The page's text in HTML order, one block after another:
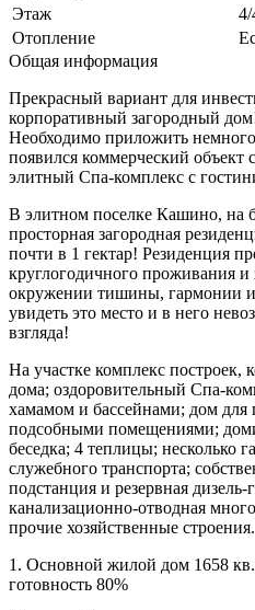
Этаж
4/
Отопление
Общая информация
Прекрасный вариант для
корпоративный загородный
Необходимо приложить
появился коммерческий
элитный Спа-комплекс с
В элитном поселке Кашино, на
просторная загородная
почти в 1 гектар! Резиденция
круглогодичного проживания и
окружении тишины, гармонии
увидеть это место и в него
взгляда!
На участке комплекс
дома; оздоровительный Спа-
хамамом и бассейнами; дом
подсобными помещениями;
беседка; 4 теплицы; несколько
служебного транспорта;
подстанция и резервная дизель-
канализационно-отводная
прочие хозяйственные строения.
1. Основной жилой дом 1658
готовность 80%